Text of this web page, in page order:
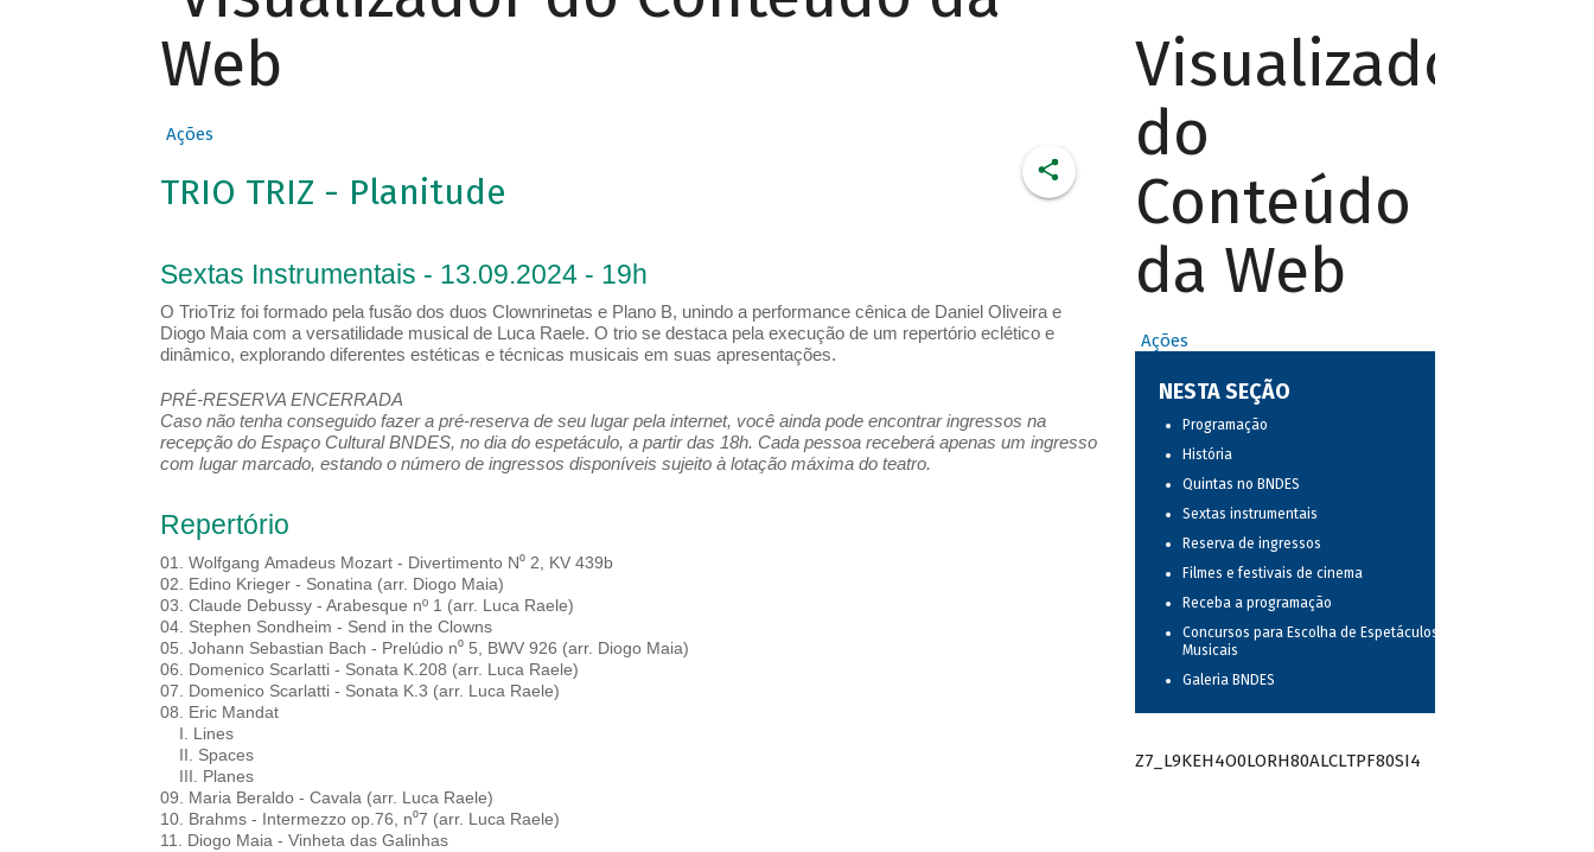
Web
Ações
TRIO TRIZ - Planitude
Sextas Instrumentais - 13.09.2024 - 19h
O TrioTriz foi formado pela fusão dos duos Clownrinetas e Plano B, unindo a performance cênica de Daniel Oliveira e
Diogo Maia com a versatilidade musical de Luca Raele. O trio se destaca pela execução de um repertório eclético e
dinâmico, explorando diferentes estéticas e técnicas musicais em suas apresentações.
PRÉ-RESERVA ENCERRADA
Caso não tenha conseguido fazer a pré-reserva de seu lugar pela internet, você ainda pode encontrar ingressos na
recepção do Espaço Cultural BNDES, no dia do espetáculo, a partir das 18h. Cada pessoa receberá apenas um ingresso
com lugar marcado, estando o número de ingressos disponíveis sujeito à lotação máxima do teatro.
Repertório
01. Wolfgang Amadeus Mozart - Divertimento N⁰ 2, KV 439b
02. Edino Krieger - Sonatina (arr. Diogo Maia)
03. Claude Debussy - Arabesque nº 1 (arr. Luca Raele)
04. Stephen Sondheim - Send in the Clowns
05. Johann Sebastian Bach - Prelúdio n⁰ 5, BWV 926 (arr. Diogo Maia)
06. Domenico Scarlatti - Sonata K.208 (arr. Luca Raele)
07. Domenico Scarlatti - Sonata K.3 (arr. Luca Raele)
08. Eric Mandat
I. Lines
II. Spaces
III. Planes
09. Maria Beraldo - Cavala (arr. Luca Raele)
10. Brahms - Intermezzo op.76, n⁰7 (arr. Luca Raele)
11. Diogo Maia - Vinheta das Galinhas
Visualizador
do
Conteúdo
da Web
Ações
NESTA SEÇÃO
Programação
História
Quintas no BNDES
Sextas instrumentais
Reserva de ingressos
Filmes e festivais de cinema
Receba a programação
Concursos para Escolha de Espetáculos
Musicais
Galeria BNDES
Z7_L9KEH4O0LORH80ALCLTPF80SI4